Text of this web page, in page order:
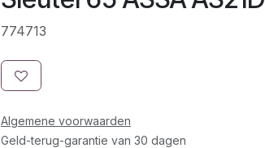
774713
Algemene voorwaarden
Geld-terug-garantie van 30 dagen